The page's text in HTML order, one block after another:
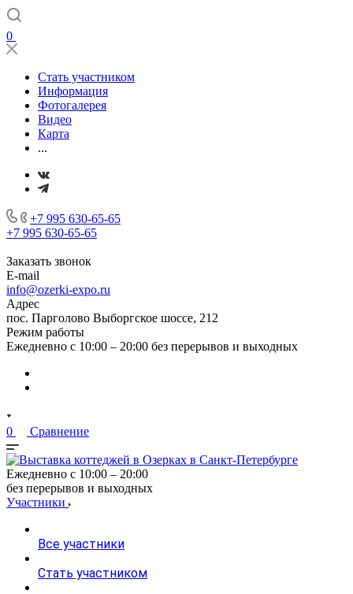
0
Стать участником
Информация
Фотогалерея
Видео
Карта
...
+7 995 630-65-65
+7 995 630-65-65
Заказать звонок
E-mail
info@ozerki-expo.ru
Адрес
пос. Парголово Выборгское шоссе, 212
Режим работы
Ежедневно с 10:00 – 20:00 без перерывов и выходных
0 Сравнение
Ежедневно с 10:00 – 20:00
без перерывов и выходных
Участники
Все участники
Стать участником